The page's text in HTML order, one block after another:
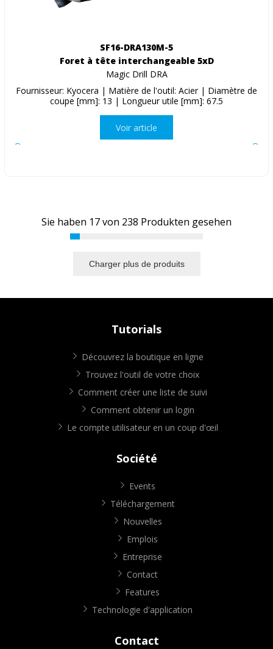
SF16-DRA130M-5
Foret à tête interchangeable 5xD
Magic Drill DRA
Fournisseur: Kyocera | Matière de l'outil: Acier | Diamètre de
coupe [mm]: 13 | Longueur utile [mm]: 67.5
Voir article
Sie haben 17von 238 Produkten gesehen
Charger plus de produits
Tutorials
Découvrez la boutique en ligne
Trouvez l'outil de votre choix
Comment créer une liste de suivi
Comment obtenir un login
Le compte utilisateur en un coup d'œil
Société
Events
Téléchargement
Nouvelles
Emplois
Entreprise
Contact
Features
Technologie d'application
Contact